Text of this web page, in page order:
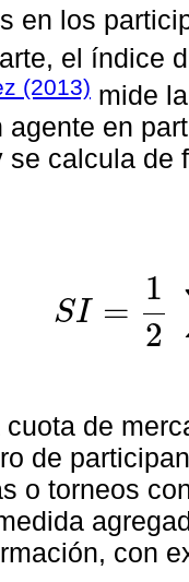
en los
el índice
(2013) mide
agente en
se calcula de
SI =
1
2S
de
de
o torneos
con